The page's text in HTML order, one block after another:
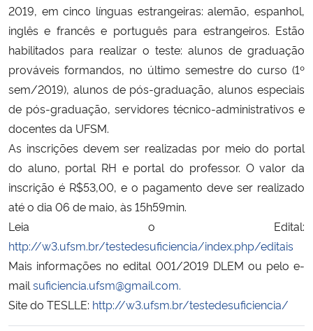
Ministério do Turismo
Ministério do Desenvolvimento Regional
Controladoria-Geral da União
Ministério da Mulher, da Família e dos Direitos Humanos
Secretaria-Geral
Gabinete de Segurança Institucional
Advocacia-Geral da União
Banco Central do Brasil
2019, em cinco línguas estrangeiras: alemão, espanhol,
inglês e francês e português para estrangeiros. Estão
habilitados para realizar o teste: alunos de graduação
prováveis formandos, no último semestre do curso (1º
sem/2019), alunos de pós-graduação, alunos especiais
de pós-graduação, servidores técnico-administrativos e
docentes da UFSM.
As inscrições devem ser realizadas por meio do portal
do aluno, portal RH e portal do professor. O valor da
inscrição é R$53,00, e o pagamento deve ser realizado
até o dia 06 de maio, às 15h59min.
Leia o Edital:
http://w3.ufsm.br/testedesuficiencia/index.php/editais
Mais informações no edital 001/2019 DLEM ou pelo e-
mail suficiencia.ufsm@gmail.com.
Site do TESLLE: http://w3.ufsm.br/testedesuficiencia/